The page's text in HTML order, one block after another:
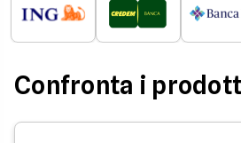
Confronta i